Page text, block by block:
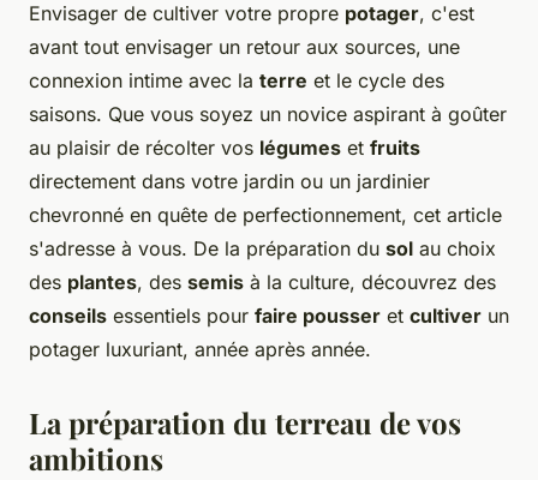
Envisager de cultiver votre propre potager, c'est
avant tout envisager un retour aux sources, une
connexion intime avec la terre et le cycle des
saisons. Que vous soyez un novice aspirant à goûter
au plaisir de récolter vos légumes et fruits
directement dans votre jardin ou un jardinier
chevronné en quête de perfectionnement, cet article
s'adresse à vous. De la préparation du sol au choix
des plantes, des semis à la culture, découvrez des
conseils essentiels pour faire pousser et cultiver un
potager luxuriant, année après année.
La préparation du terreau de vos
ambitions